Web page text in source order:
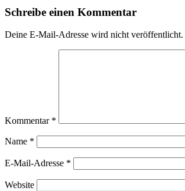
Schreibe einen Kommentar
Deine E-Mail-Adresse wird nicht veröffentlicht.
Kommentar *
Name *
E-Mail-Adresse *
Website